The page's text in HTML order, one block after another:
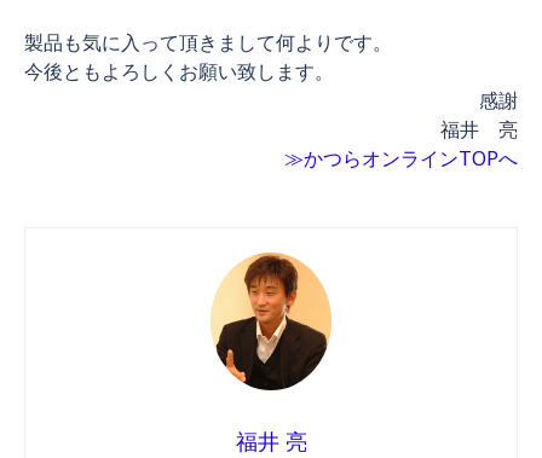
製品も気に入って頂きまして何よりです。
今後ともよろしくお願い致します。
感謝
福井 亮
≫かつらオンラインTOPへ
福井 亮